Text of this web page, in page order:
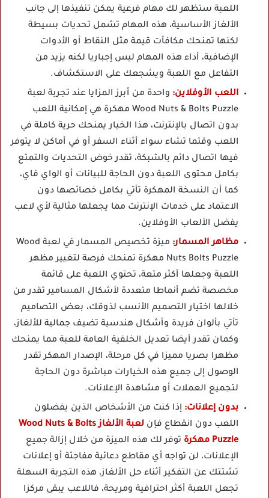
اللعبة ستظهر لك مهام فرعية يمكن تنفيذها إلى جانب
الألغاز الأساسية، هذه المهام تشمل تحديات بسيطة
لكنها تمنحك مكافآت قيمة مثل النقاط أو الأدوات
الإضافية، أداء هذه المهام ليس إجباريا لكنه يزيد من
التفاعل مع اللعبة ويشجعك على الاستكشاف.
اللعب الأوفلاين: واحدة من أبرز المزايا عند تجربة لعبة
Wood Nuts & Bolts Puzzle مهكرة هي إمكانية اللعب
بدون اتصال بالإنترنت، هذا الخيار يمنحك حرية كاملة في
اللعب وقتما تشاء سواء أثناء السفر أو في أماكن لا يتوفر
فيها اتصال دائم بالشبكة، تقدر خوض التحديات والتمتع
بكامل محتوى اللعبة دون الحاجة للبيانات أو الواي فاي،
كما أن النسخة المهكرة تأتي بكامل خصائصها دون
الاعتماد على خدمات الإنترنت مما يجعلها مثالية لأي لاعب
يفضل الألعاب الأوفلاين.
مظاهر المسمار:
ميزة تخصيص المسمار في لعبة Wood
Nuts Bolts Puzzle مهكرة تمنحك فرصة لتغيير مظهر
اللعبة وجعلها أكثر متعة، تحتوي اللعبة على قائمة
مخصصة تضم أنماطا متعددة لأشكال المسامير تقدر من
خلالها اختيار التصميم الأنسب لذوقك، بعض التصاميم
تأتي بألوان فريدة وأشكال هندسية تضيف جمالية للألغاز،
وكمان تقدر أيضا تعديل الخلفية العامة للعبة مما يمنحك
مظهرا بصريا مميزا في كل مرحلة، الإصدار المهكر تقدر
الوصول إلى جميع هذه الخيارات مباشرة دون الحاجة
لتجميع العملات أو مشاهدة الإعلانات.
بدون إعلانات: إذا كنت من الأشخاص الذين يفضلون
اللعب دون انقطاع فإن
لعبة الألغاز Wood Nuts & Bolts
Puzzle مهكرة
توفر لك هذه الميزة من خلال إزالة جميع
الإعلانات، لن تواجه أي مقاطع دعائية مفاجئة أو إعلانات
تشتتك عن التفكير أثناء حل الألغاز، هذه التجربة السهلة
تجعل اللعبة أكثر احترافية ومريحة، فاللاعب يبقى مركزا